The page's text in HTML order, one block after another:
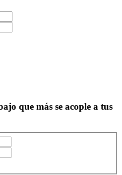
que más se acople a tus